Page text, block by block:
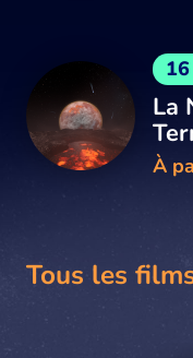
La
À
Tous les